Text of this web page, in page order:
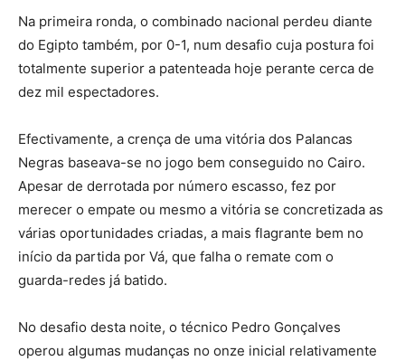
Na primeira ronda, o combinado nacional perdeu diante
do Egipto também, por 0-1, num desafio cuja postura foi
totalmente superior a patenteada hoje perante cerca de
dez mil espectadores.
Efectivamente, a crença de uma vitória dos Palancas
Negras baseava-se no jogo bem conseguido no Cairo.
Apesar de derrotada por número escasso, fez por
merecer o empate ou mesmo a vitória se concretizada as
várias oportunidades criadas, a mais flagrante bem no
início da partida por Vá, que falha o remate com o
guarda-redes já batido.
No desafio desta noite, o técnico Pedro Gonçalves
operou algumas mudanças no onze inicial relativamente